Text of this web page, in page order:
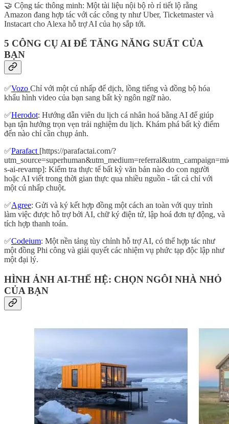
🤝 Cộng tác thông minh: Một tài liệu nội bộ rò rỉ tiết lộ rằng
Amazon đang hợp tác với các công ty như Uber, Ticketmaster và
Instacart cho Alexa hỗ trợ AI của họ sắp tới.
5 CÔNG CỤ AI ĐỂ TĂNG NĂNG SUẤT CỦA
BẠN
✅Vozo Chỉ với một cú nhấp để dịch, lồng tiếng và đồng bộ hóa
khẩu hình video của bạn sang bất kỳ ngôn ngữ nào.
✅Herodot: Hướng dẫn viên du lịch cá nhân hoá bằng AI để giúp
bạn tận hưởng trọn vẹn trải nghiệm du lịch. Khám phá bất kỳ điểm
đến nào chỉ cần chụp ảnh.
✅Parafact [https://parafactai.com/?
s-ai-revamp]: Kiểm tra thực tế bất kỳ văn bản nào do con người
hoặc AI viết trong thời gian thực qua nhiều nguồn - tất cả chỉ với
một cú nhấp chuột.
✅Agree: Gửi và ký kết hợp đồng một cách an toàn với quy trình
làm việc được hỗ trợ bởi AI, chữ ký điện tử, lập hoá đơn tự động, và
tích hợp thanh toán.
✅Codeium: Một nền tảng tùy chỉnh hỗ trợ AI, có thể hợp tác như
một đồng Phi công và giải quyết các nhiệm vụ phức tạp độc lập như
một đại lý.
HÌNH ẢNH AI-THẾ HỆ: CHỌN NGÔI NHÀ NHỎ
CỦA BẠN